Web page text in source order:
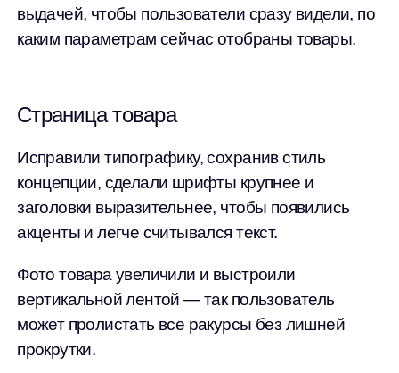
выдачей, чтобы пользователи сразу видели, по
каким параметрам сейчас отобраны товары.
Страница товара
Исправили типографику, сохранив стиль
концепции, сделали шрифты крупнее и
заголовки выразительнее, чтобы появились
акценты и легче считывался текст.
Фото товара увеличили и выстроили
вертикальной лентой — так пользователь
может пролистать все ракурсы без лишней
прокрутки.